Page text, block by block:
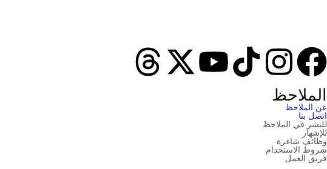
الملاحظ
عن الملاحظ
اتصل بنا
للنشر في الملاحظ
للإشهار
وظائف شاغرة
شروط الاستخدام
فريق العمل